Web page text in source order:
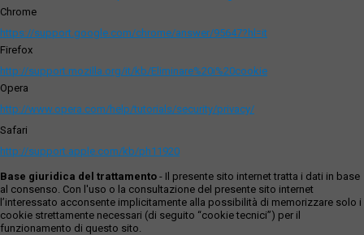
Chrome
https://support.google.com/chrome/answer/95647?hl=it
Firefox
http://support.mozilla.org/it/kb/Eliminare%20i%20cookie
Opera
http://www.opera.com/help/tutorials/security/privacy/
Safari
http://support.apple.com/kb/ph11920
Base giuridica del trattamento - Il presente sito internet tratta i dati in base
al consenso. Con l'uso o la consultazione del presente sito internet
l’interessato acconsente implicitamente alla possibilità di memorizzare solo i
cookie strettamente necessari (di seguito “cookie tecnici”) per il
funzionamento di questo sito.